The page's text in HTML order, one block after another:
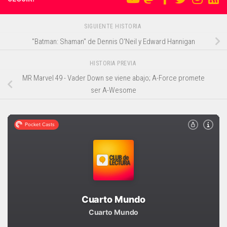
SIGUIENTE HISTORIA
"Batman: Shaman" de Dennis O'Neil y Edward Hannigan
HISTORIA PREVIA
MR Marvel 49 - Vader Down se viene abajo; A-Force promete
ser A-Wesome